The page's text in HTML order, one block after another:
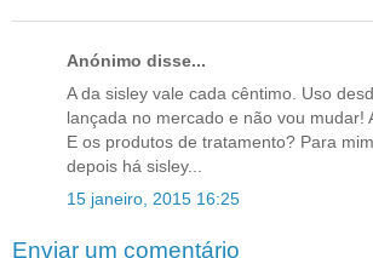
Anónimo disse...
A da sisley vale cada cêntimo. Uso
lançada no mercado e não vou mudar!
E os produtos de tratamento? Para
depois há sisley...
15 janeiro, 2015 16:25
Enviar um comentário